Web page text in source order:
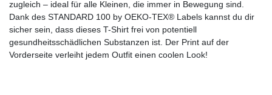
zugleich – ideal für alle Kleinen, die immer in Bewegung sind.
Dank des STANDARD 100 by OEKO-TEX® Labels kannst du dir
sicher sein, dass dieses T-Shirt frei von potentiell
gesundheitsschädlichen Substanzen ist. Der Print auf der
Vorderseite verleiht jedem Outfit einen coolen Look!